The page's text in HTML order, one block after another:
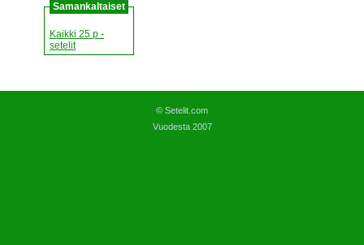
Samankaltaiset
Kaikki 25 p -
setelit
© Setelit.com
Vuodesta 2007